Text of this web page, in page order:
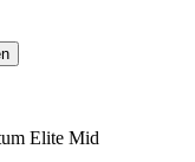
Elite Mid